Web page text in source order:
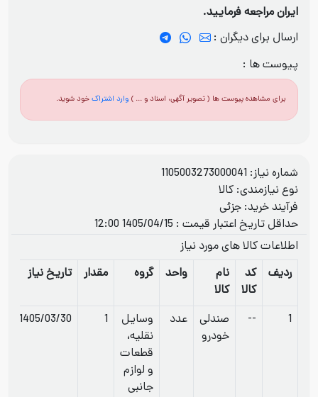
ایران مراجعه فرمایید.
ارسال برای دیگران :
پیوست ها :
برای مشاهده پیوست ها ( تصویر آگهی، اسناد و ... ) وارد اشتراکخود شوید.
شماره نیاز: 1105003273000041
نوع نیازمندی: کالا
فرآيند خريد: جزئی
حداقل تاریخ اعتبار قیمت : 1405/04/15 12:00
اطلاعات کالا های مورد نیاز
ردیف
کد
کالا
نام
کالا
واحد گروه مقدار تاریخ نیاز
1
--
صندلی
خودرو
عدد
وسایل
نقلیه،
قطعات
و لوازم
جانبی
1
1405/03/30